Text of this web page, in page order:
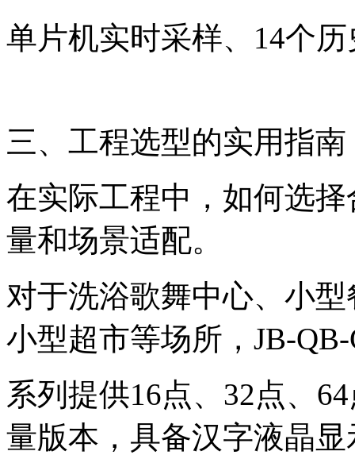
单片机实时采样、14个
三、工程选型的实用指南
在实际工程中，如何选
量和场景适配。
对于洗浴歌舞中心、小
小型超市等场所，JB-
系列提供16点、32点、
量版本，具备汉字液晶